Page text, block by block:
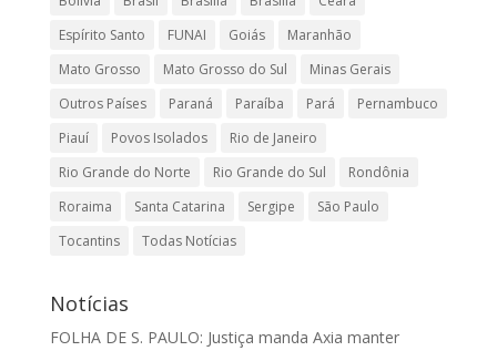
Espírito Santo
FUNAI Goiás
Maranhão
Mato Grosso
Mato Grosso do Sul
Minas Gerais
Outros Países
Paraná Paraíba Pará
Pernambuco
Piauí
Povos Isolados
Rio de Janeiro
Rio Grande do Norte
Rio Grande do Sul
Rondônia
Roraima
Santa Catarina Sergipe
São Paulo
Tocantins
Todas Notícias
Notícias
FOLHA DE S. PAULO: Justiça manda Axia manter